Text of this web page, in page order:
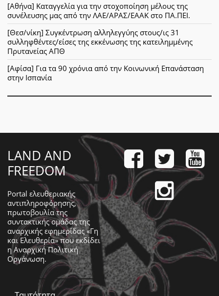
[Αθήνα] Καταγγελία για την στοχοποίηση μέλους της
συνέλευσης μας από την ΛΑΕ/ΑΡΑΣ/ΕΑΑΚ στο ΠΑ.ΠΕΙ.
[Θεσ/νίκη] Συγκέντρωση αλληλεγγύης στους/ις 31
συλληφθέντες/είσες της εκκένωσης της κατειλημμένης
Πρυτανείας ΑΠΘ
[Αφίσα] Για τα 90 χρόνια από την Κοινωνική Επανάσταση
στην Ισπανία
LAND AND
FREEDOM
Portal ελευθεριακής
αντιπληροφόρησης,
πρωτοβουλία της
συντακτικής ομάδας της
αναρχικής εφημερίδας «Γη
και Ελευθερία» που εκδίδει
ηΑναρχική Πολιτική
Οργάνωση.